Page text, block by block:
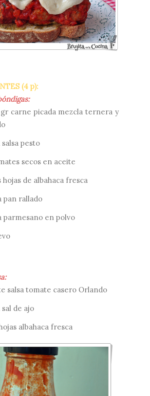
(4 p):
carne picada mezcla ternera y
salsa pesto
secos en aceite
hojas de albahaca fresca
pan rallado
parmesano en polvo
salsa tomate casero Orlando
sal de ajo
albahaca fresca